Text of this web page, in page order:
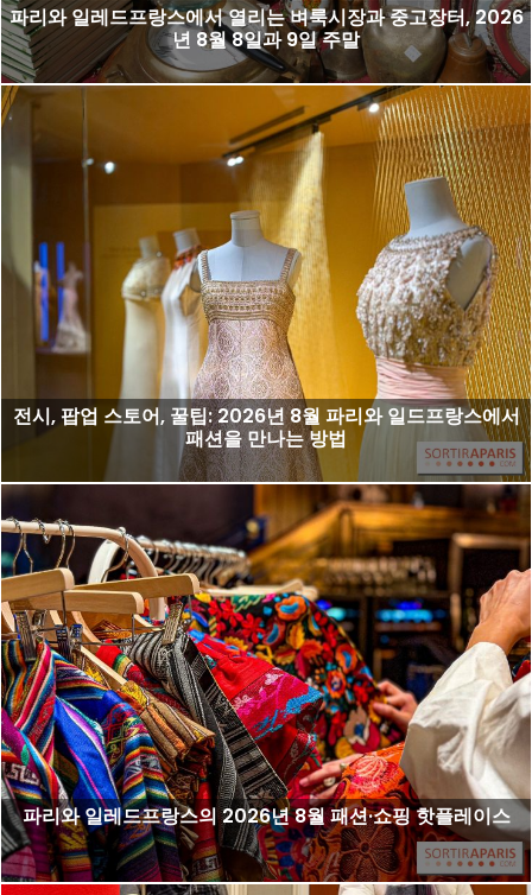
파리와 일레드프랑스에서 열리는 벼룩시장과 중고장터, 2026
년 8월 8일과 9일 주말
전시, 팝업 스토어, 꿀팁: 2026년 8월 파리와 일드프랑스에서
패션을 만나는 방법
파리와 일레드프랑스의 2026년 8월 패션·쇼핑 핫플레이스